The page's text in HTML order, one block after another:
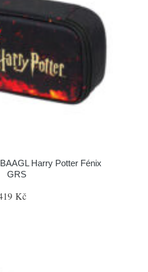
Harry Potter Fénix
GRS
Kč